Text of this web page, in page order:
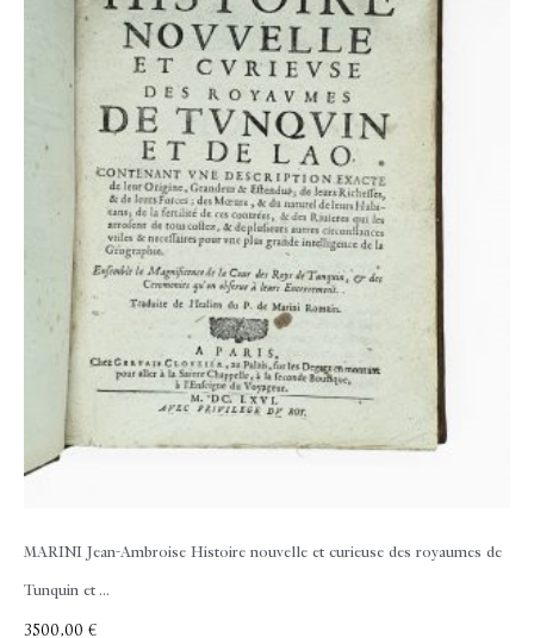
MARINI Jean-Ambroise Histoire nouvelle et curieuse des royaumes de
Tunquin et ...
3500,00 €